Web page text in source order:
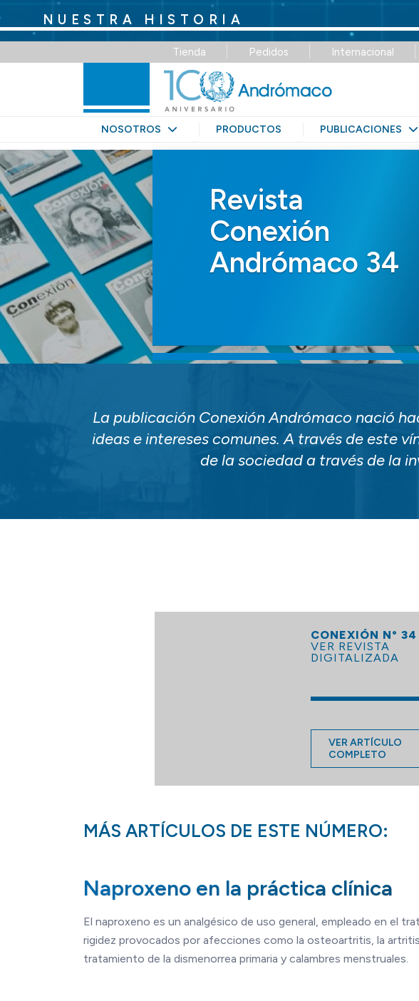
NUESTRA HISTORIA
Tienda Pedidos Internacional
NOSOTROS PRODUCTOS PUBLICACIONES
Revista
Conexión
Andrómaco 34
La publicación Conexión Andrómaco nació
ideas e intereses comunes. A través de este
de la sociedad a través de la
CONEXIÓN N° 34
VER REVISTA
DIGITALIZADA
VER ARTÍCULO
COMPLETO
MÁS ARTÍCULOS DE ESTE NÚMERO:
Naproxeno en la práctica clínica
El naproxeno es un analgésico de uso general, empleado en el
rigidez provocados por afecciones como la osteoartritis, la
tratamiento de la dismenorrea primaria y calambres menstruales.